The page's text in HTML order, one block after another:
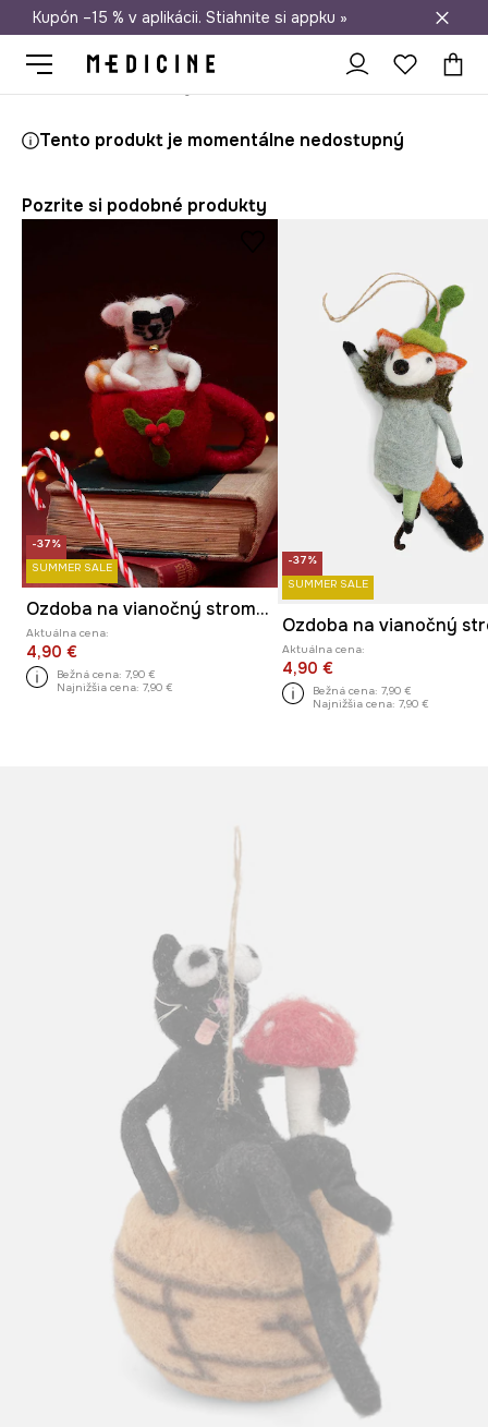
Doprava zadarmo od 50 €
Kupón –15 % v aplikácii. Stiahnite si appku »
Tento produkt je momentálne nedostupný
Pozrite si podobné produkty
-37%
SUMMER SALE
Ozdoba na vianočný stromček plsťová handmade
Aktuálna cena:
4,90 €
Bežná cena: 7,90 €
Najnižšia cena: 7,90 €
-37%
SUMMER SALE
Aktuálna cena:
4,90 €
Bežná cena: 7,90 €
Najnižšia cena: 7,90 €